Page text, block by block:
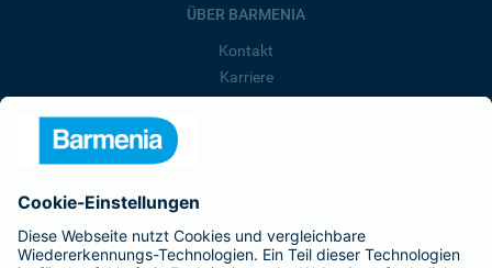
ÜBER BARMENIA
Kontakt
Karriere
Barmenia ist Teil der BarmeniaGothaer
BELIEBTE SEITEN